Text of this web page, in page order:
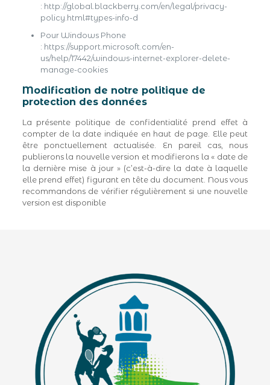
: http://global.blackberry.com/en/legal/privacy-
policy.html#types-info-d
Pour Windows Phone
: https://support.microsoft.com/en-
us/help/17442/windows-internet-explorer-delete-
manage-cookies
Modification de notre politique de
protection des données
La présente politique de confidentialité prend effet à
compter de la date indiquée en haut de page. Elle peut
être ponctuellement actualisée. En pareil cas, nous
publierons la nouvelle version et modifierons la « date de
la dernière mise à jour » (c’est-à-dire la date à laquelle
elle prend effet) figurant en tête du document. Nous vous
recommandons de vérifier régulièrement si une nouvelle
version est disponible